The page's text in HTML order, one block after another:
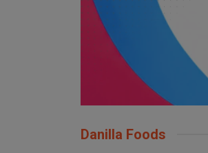
Danilla Foods